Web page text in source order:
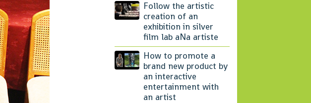
Follow the artistic
creation of an
exhibition in silver
film lab aNa artiste
How to promote a
brand new product by
an interactive
entertainment with
an artist